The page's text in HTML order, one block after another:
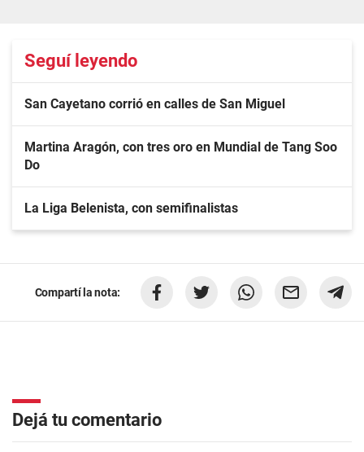
Seguí leyendo
San Cayetano corrió en calles de San Miguel
Martina Aragón, con tres oro en Mundial de Tang Soo
Do
La Liga Belenista, con semifinalistas
Compartí la nota:
Dejá tu comentario